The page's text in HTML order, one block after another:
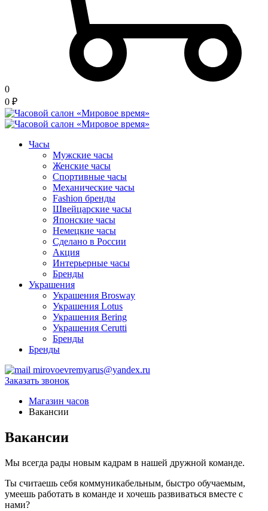
0
0 ₽
Часы
Мужские часы
Женские часы
Спортивные часы
Механические часы
Fashion бренды
Швейцарские часы
Японские часы
Немецкие часы
Сделано в России
Акция
Интерьерные часы
Бренды
Украшения
Украшения Brosway
Украшения Lotus
Украшения Bering
Украшения Cerutti
Бренды
Бренды
mirovoevremyarus@yandex.ru
Заказать звонок
Магазин часов
Вакансии
Вакансии
Мы всегда рады новым кадрам в нашей дружной команде.
Ты считаешь себя коммуникабельным, быстро обучаемым,
умеешь работать в команде и хочешь развиваться вместе с
нами?